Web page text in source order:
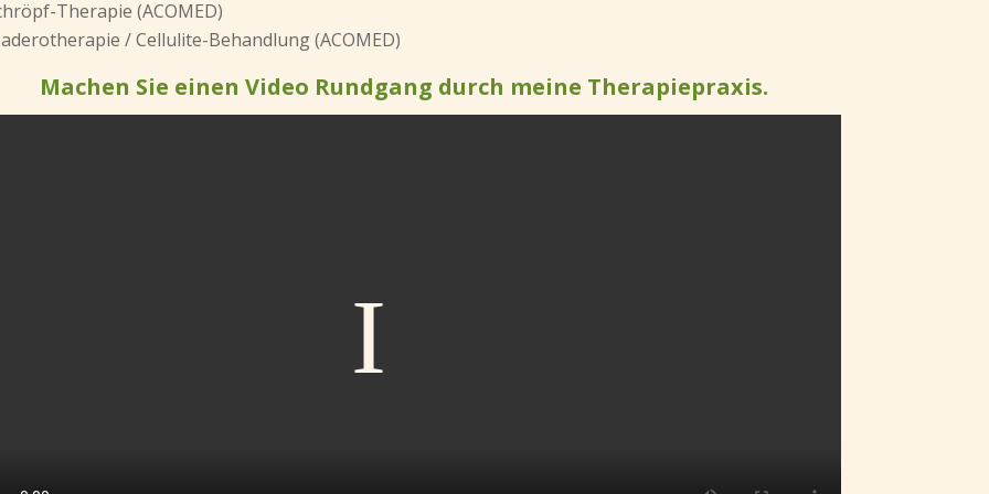
Therapie (ACOMED)
/ Cellulite-Behandlung (ACOMED)
Machen Sie einen Video Rundgang durch meine Therapiepraxis.